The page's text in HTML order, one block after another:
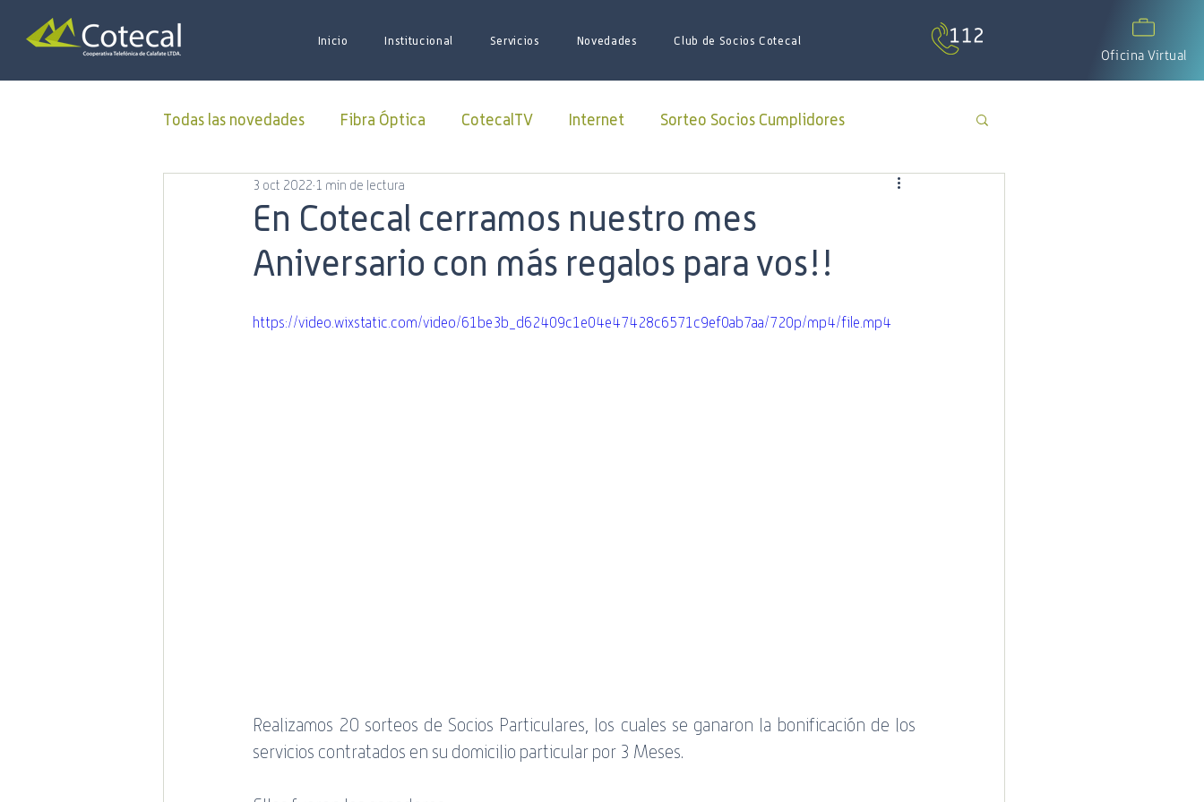
Inicio Institucional Servicios Novedades Club de Socios Cotecal
Oficina Virtual
Todas las novedades Fibra Óptica CotecalTV Internet Sorteo Socios Cumplidores
Donaciones ALUCOINFO
Oficina Virtual 50 Aniversario Juego de Tronos Futbol Superliga El Calafate
Municipalidad Capacitaciones iniciativas ARSAT Lago Roca socios día del padre
En Cotecal cerramos nuestro mes
Aniversario con más regalos para vos!!
3 oct 2022 1 min de lectura
https://video.wixstatic.com/video/61be3b_d62409c1e04e47428c6571c9ef0ab7aa/720p/mp4/file.mp4
Realizamos 20 sorteos de Socios Particulares, los cuales se ganaron la bonificación de los
servicios contratados en su domicilio particular por 3 Meses.